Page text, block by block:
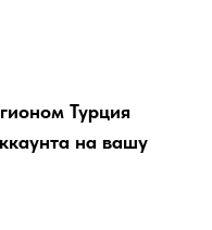
Турция
на вашу